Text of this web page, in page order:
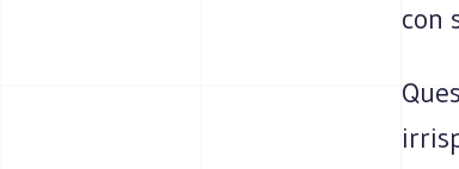
con